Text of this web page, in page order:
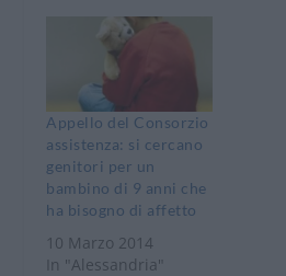
Appello del Consorzio
assistenza: si cercano
genitori per un
bambino di 9 anni che
ha bisogno di affetto
10 Marzo 2014
In "Alessandria"